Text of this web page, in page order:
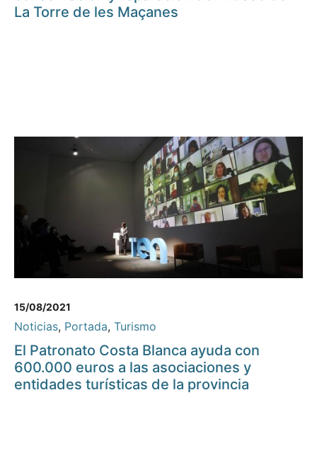
La Torre de les Maçanes
15/08/2021
Noticias, Portada, Turismo
El Patronato Costa Blanca ayuda con
600.000 euros a las asociaciones y
entidades turísticas de la provincia